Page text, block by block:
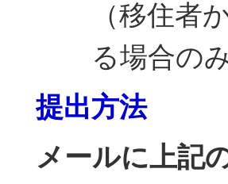
（移住者
る場合の
提出方法
メールに上記